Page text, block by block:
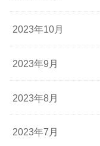
2023年10月
2023年9月
2023年8月
2023年7月